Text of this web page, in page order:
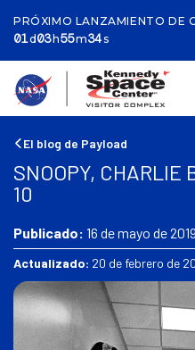
PRÓXIMO LANZAMIENTO DE
01d ay
03 hours
55minutes
33seconds
1
minutes
seconds
l
r
a
p
á
g
i
a
El blog de Payload
SNOOPY, CHARLIE
10
Publicado: 16 de mayo de 2019
Actualizado: 20 de febrero de